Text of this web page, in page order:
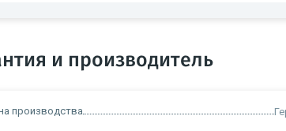
и производитель
производства